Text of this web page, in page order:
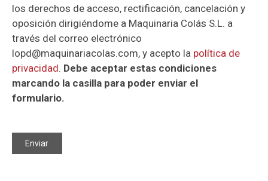
los derechos de acceso, rectificación, cancelación y
oposición dirigiéndome a Maquinaria Colás S.L. a
través del correo electrónico
lopd@maquinariacolas.com, y acepto la política de
privacidad. Debe aceptar estas condiciones
marcando la casilla para poder enviar el
formulario.